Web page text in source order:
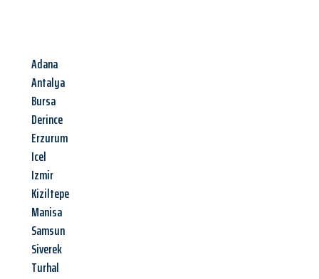
Adana
Antalya
Bursa
Derince
Erzurum
Icel
Izmir
Kiziltepe
Manisa
Samsun
Siverek
Turhal